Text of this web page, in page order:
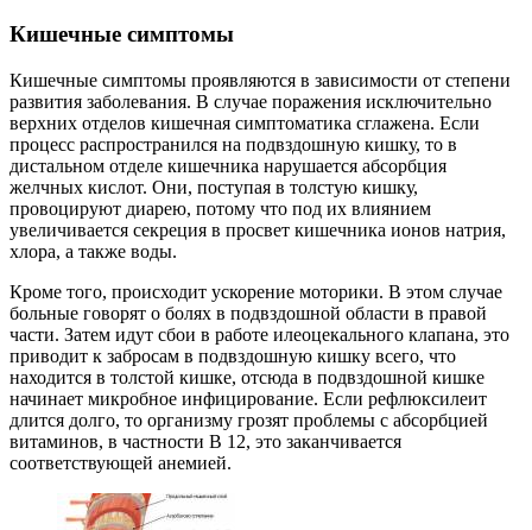
Кишечные симптомы
Кишечные симптомы проявляются в зависимости от степени
развития заболевания. В случае поражения исключительно
верхних отделов кишечная симптоматика сглажена. Если
процесс распространился на подвздошную кишку, то в
дистальном отделе кишечника нарушается абсорбция
желчных кислот. Они, поступая в толстую кишку,
провоцируют диарею, потому что под их влиянием
увеличивается секреция в просвет кишечника ионов натрия,
хлора, а также воды.
Кроме того, происходит ускорение моторики. В этом случае
больные говорят о болях в подвздошной области в правой
части. Затем идут сбои в работе илеоцекального клапана, это
приводит к забросам в подвздошную кишку всего, что
находится в толстой кишке, отсюда в подвздошной кишке
начинает микробное инфицирование. Если рефлюксилеит
длится долго, то организму грозят проблемы с абсорбцией
витаминов, в частности В 12, это заканчивается
соответствующей анемией.